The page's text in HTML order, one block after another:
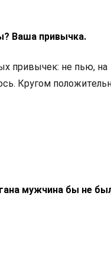
Ваша привычка.
привычек: не пью, на
Кругом
мужчина бы не